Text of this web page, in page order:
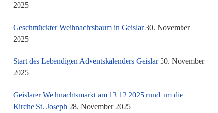
2025
Geschmückter Weihnachtsbaum in Geislar 30. November
2025
Start des Lebendigen Adventskalenders Geislar 30. November
2025
Geislarer Weihnachtsmarkt am 13.12.2025 rund um die
Kirche St. Joseph 28. November 2025